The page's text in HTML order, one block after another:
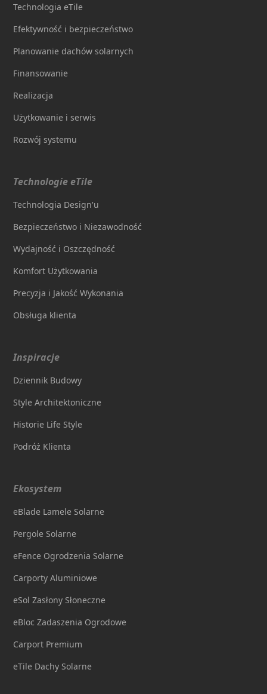
Technologia eTile
Efektywność i bezpieczeństwo
Planowanie dachów solarnych
Finansowanie
Realizacja
Użytkowanie i serwis
Rozwój systemu
Technologie eTile
Technologia Design'u
Bezpieczeństwo i Niezawodność
Wydajność i Oszczędność
Komfort Użytkowania
Precyzja i Jakość Wykonania
Obsługa klienta
Inspiracje
Dziennik Budowy
Style Architektoniczne
Historie Life Style
Podróż Klienta
Ekosystem
eBlade Lamele Solarne
Pergole Solarne
eFence Ogrodzenia Solarne
Carporty Aluminiowe
eSol Zasłony Słoneczne
eBloc Zadaszenia Ogrodowe
Carport Premium
eTile Dachy Solarne